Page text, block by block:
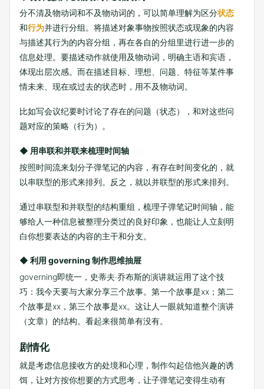
分不清及物动词和不及物动词的，可以简单理解为区分状态
和行为并进行分组。将描述对象事物按照状态或现象的内容
与描述其行为的内容分组，再在各自的分组里进行进一步的
信息处理。要描述动作就使用及物动词，明确主语和宾语，
体现出层次感。而在描述目标、理想、问题、特征等某件事
情未来、现在或过去的状态时，用不及物动词。
比如写会议纪要时讨论了存在的问题（状态），和对这些问
题对应的策略（行为）。
◆ 用串联和并联来梳理时间轴
按照时间流来划分子弹笔记的内容，有存在时间变化的，就
以串联型的形式来排列。反之，就以并联型的形式来排列。
通过串联型和并联型的结构重组，梳理子弹笔记时间轴，能
够给人一种信息被整理分类过的良好印象，也能让人立刻明
白你想要表达的内容的主干和分支。
◆ 利用 governing 制作思维抽屉
governing即统一，史蒂夫·乔布斯的演讲就运用了这个技
巧：我今天要与大家分享三个故事。第一个故事是xx；第二
个故事是xx，第三个故事是xx。这让人一眼就知道整个演讲
（文章）的结构。看起来很简单有没有。
剧情化
就是考虑信息接收方的处境和心理，制作勾起信他兴趣的诱
饵，让对方按你想要的方式思考，让子弹笔记变得生动有